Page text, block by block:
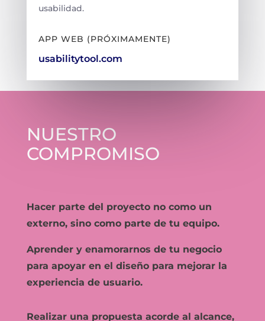
usabilidad.
APP WEB (PRÓXIMAMENTE)
usabilitytool.com
NUESTRO
COMPROMISO
Hacer parte del proyecto no como un
externo, sino como parte de tu equipo.
Aprender y enamorarnos de tu negocio
para apoyar en el diseño para mejorar la
experiencia de usuario.
Realizar una propuesta acorde al alcance,